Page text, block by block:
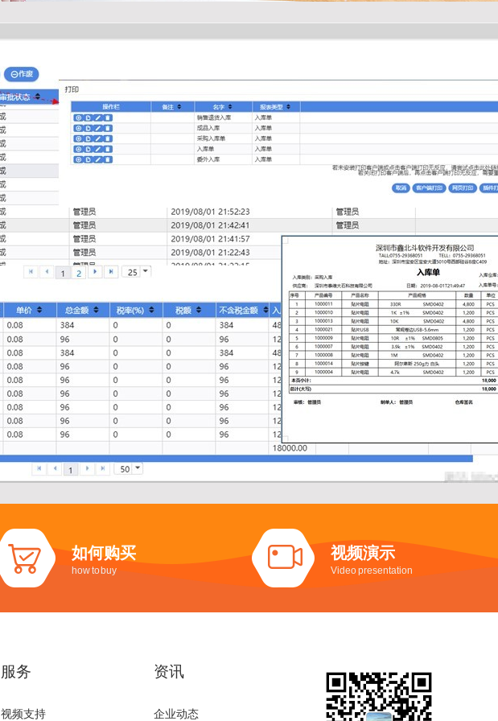
如何购买
how to buy
视频演示
Video presentation
服务
视频支持
资讯
企业动态